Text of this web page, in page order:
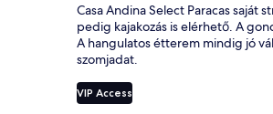
Casa Andina Select Paracas
pedig kajakozás is elérhető. A
A hangulatos étterem mindig jó
szomjadat.
VIP Access